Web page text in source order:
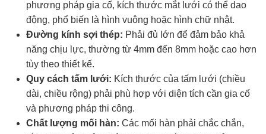
phương pháp gia cố, kích thước mắt lưới có thể dao
động, phổ biến là hình vuông hoặc hình chữ nhật.
Đường kính sợi thép: Phải đủ lớn để đảm bảo khả
năng chịu lực, thường từ 4mm đến 8mm hoặc cao hơn
tùy theo thiết kế.
Quy cách tấm lưới: Kích thước của tấm lưới (chiều
dài, chiều rộng) phải phù hợp với diện tích cần gia cố
và phương pháp thi công.
Chất lượng mối hàn: Các mối hàn phải chắc chắn,